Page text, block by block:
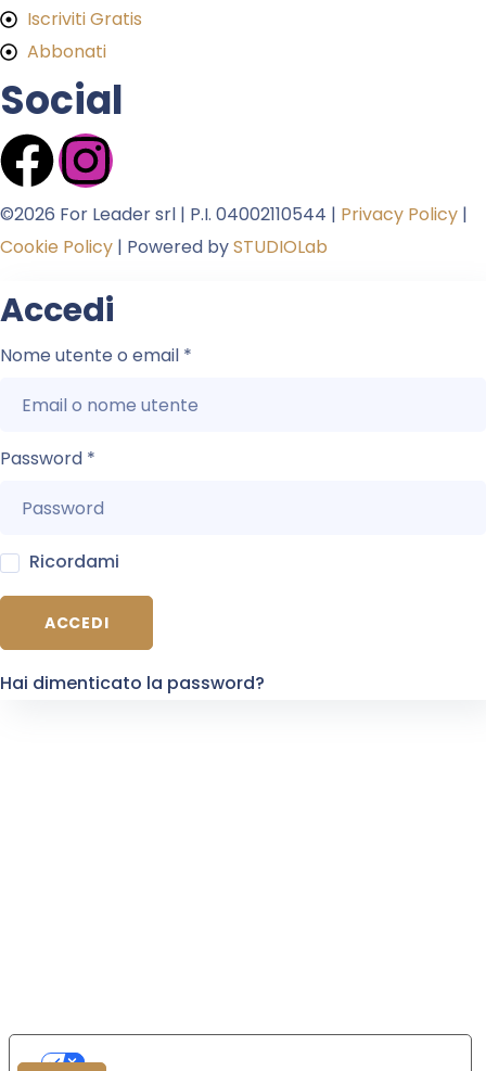
Iscriviti Gratis
Abbonati
Social
©2026 For Leader srl | P.I. 04002110544 | Privacy Policy |
Cookie Policy | Powered bySTUDIOLab
Accedi
Nome utente o email *
Password *
Ricordami
ACCEDI
Hai dimenticato la password?
Le tue preferenze relative alla privacy